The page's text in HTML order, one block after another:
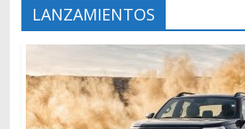
LANZAMIENTOS